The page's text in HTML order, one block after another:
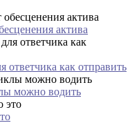
актива
ответчика как отправить
можно водить